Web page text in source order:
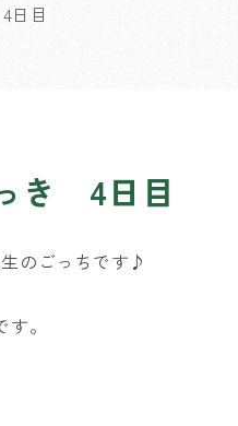
日目
き 4日目
のごっちです♪
。